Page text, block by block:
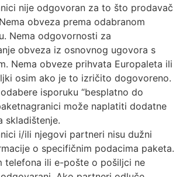
nije odgovoran za to što prodavač
obveza prema odabranom
Nema odgovornosti za
obveza iz osnovnog ugovora s
Nema obveze prihvata Europaleta ili
osim ako je to izričito dogovoreno.
isporuku “besplatno do
može naplatiti dodatne
skladištenje.
i/ili njegovi partneri nisu dužni
o specifičnim podacima paketa.
telefona ili e-pošte o pošiljci ne